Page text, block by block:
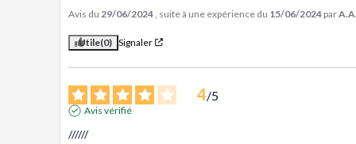
Avis du 29/06/2024 , suite à une expérience du 15/06/2024 par
Utile(0) Signaler
4/5
Avis vérifié
//////